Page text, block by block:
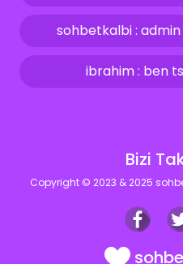
sohbetkalbi : admin
ibrahim : ben
Bizi
Copyright © 2023 & 2025